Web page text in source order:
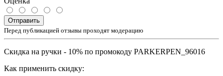
Отправить
Перед публикацией отзывы проходят модерацию
Скидка на ручки - 10% по промокоду PARKERPEN_96016
Как применить скидку: